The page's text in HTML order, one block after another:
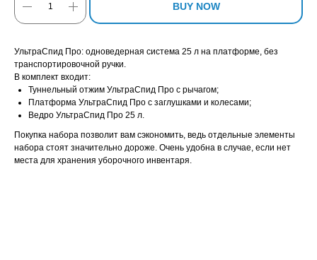
BUY NOW
УльтраСпид Про: одноведерная система 25 л на платформе, без
транспортировочной ручки.
В комплект входит:
Туннельный отжим УльтраСпид Про с рычагом;
Платформа УльтраСпид Про с заглушками и колесами;
Ведро УльтраСпид Про 25 л.
Покупка набора позволит вам сэкономить, ведь отдельные элементы
набора стоят значительно дороже. Очень удобна в случае, если нет
места для хранения уборочного инвентаря.